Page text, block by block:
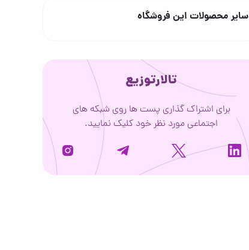
سایر محصولات این فروشگاه
تالارتوزیع
برای اشتراک گذاری پست ها روی شبکه های
اجتماعی مورد نظر خود کلیک نمایید.